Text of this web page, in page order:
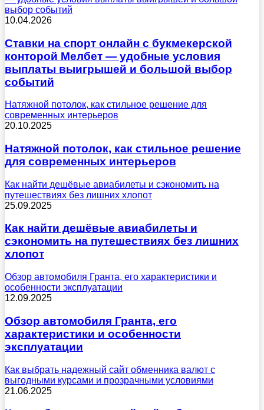
выбор событий
10.04.2026
Ставки на спорт онлайн с букмекерской
конторой Мелбет — удобные условия
выплаты выигрышей и большой выбор
событий
Натяжной потолок, как стильное решение для
современных интерьеров
20.10.2025
Натяжной потолок, как стильное решение
для современных интерьеров
Как найти дешёвые авиабилеты и сэкономить на
путешествиях без лишних хлопот
25.09.2025
Как найти дешёвые авиабилеты и
сэкономить на путешествиях без лишних
хлопот
Обзор автомобиля Гранта, его характеристики и
особенности эксплуатации
12.09.2025
Обзор автомобиля Гранта, его
характеристики и особенности
эксплуатации
Как выбрать надежный сайт обменника валют с
выгодными курсами и прозрачными условиями
21.06.2025